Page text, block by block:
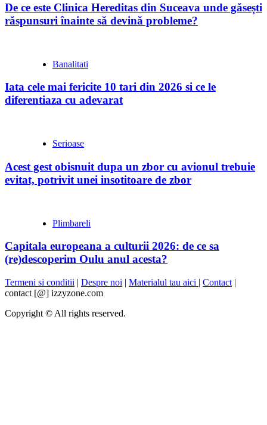
De ce este Clinica Hereditas din Suceava unde găsești
răspunsuri înainte să devină probleme?
Banalitati
Iata cele mai fericite 10 tari din 2026 si ce le
diferentiaza cu adevarat
Serioase
Acest gest obisnuit dupa un zbor cu avionul trebuie
evitat, potrivit unei insotitoare de zbor
Plimbareli
Capitala europeana a culturii 2026: de ce sa
(re)descoperim Oulu anul acesta?
Termeni si conditii | Despre noi | Materialul tau aici | Contact |
contact [@] izzyzone.com
Copyright © All rights reserved.